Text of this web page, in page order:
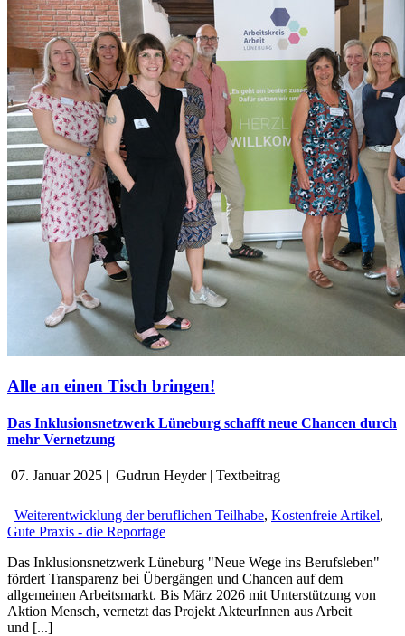
Alle an einen Tisch bringen!
Das Inklusionsnetzwerk Lüneburg schafft neue Chancen durch
mehr Vernetzung
07. Januar 2025 | Gudrun Heyder| Textbeitrag
Weiterentwicklung der beruflichen Teilhabe, Kostenfreie Artikel,
Gute Praxis - die Reportage
Das Inklusionsnetzwerk Lüneburg "Neue Wege ins Berufsleben"
fördert Transparenz bei Übergängen und Chancen auf dem
allgemeinen Arbeitsmarkt. Bis März 2026 mit Unterstützung von
Aktion Mensch, vernetzt das Projekt AkteurInnen aus Arbeit
und [...]